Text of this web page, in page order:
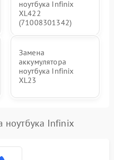
ноутбука Infinix
XL422
(71008301342)
Замена
аккумулятора
ноутбука Infinix
XL23
ноутбука Infinix